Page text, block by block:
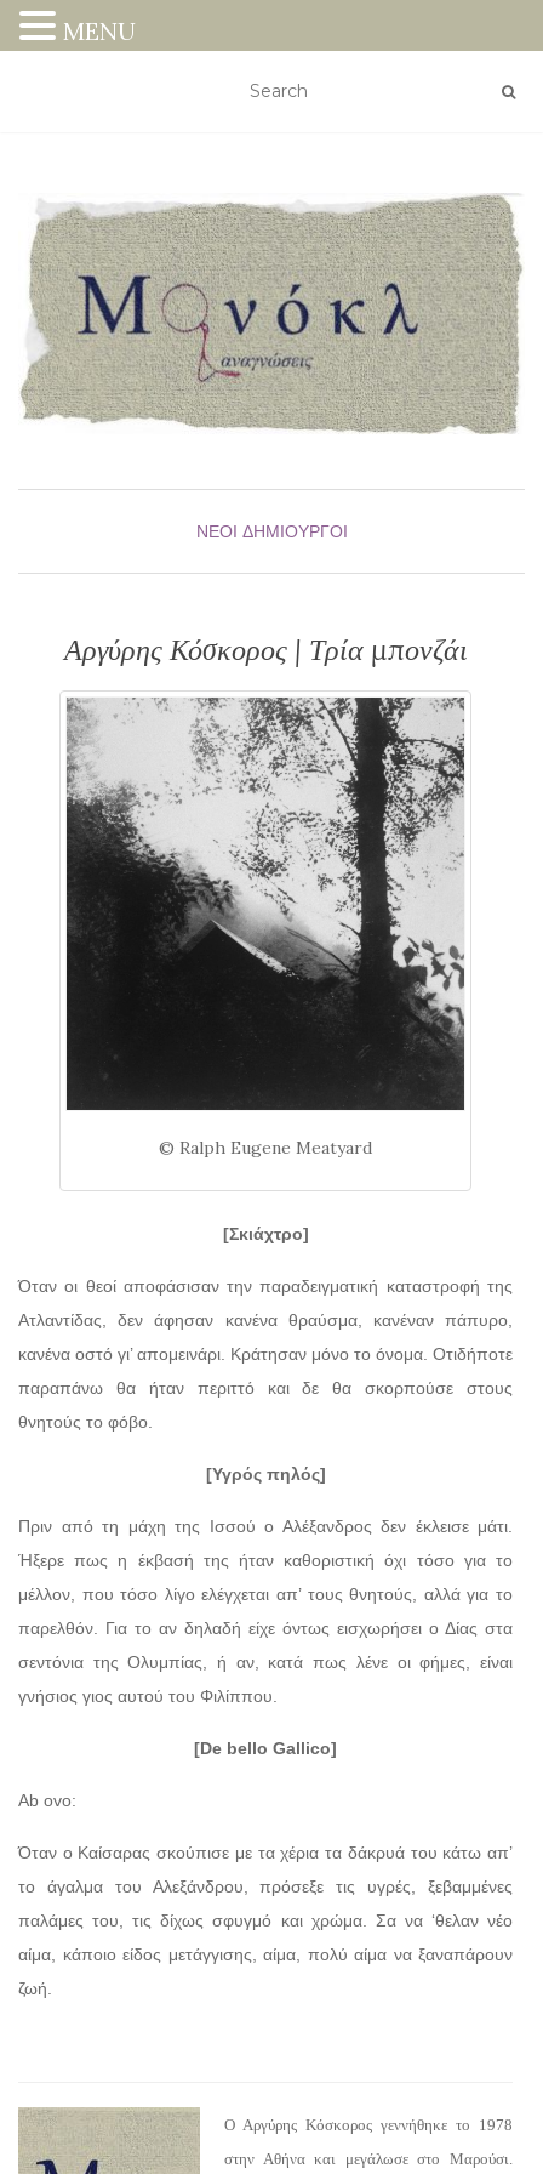
ΝΈΟΙ ΔΗΜΙΟΥΡΓΟΊ
Αργύρης Κόσκορος | Τρία μπονζάι
© Ralph Eugene Meatyard
[Σκιάχτρο]
Όταν οι θεοί αποφάσισαν την παραδειγματική καταστροφή της
Ατλαντίδας, δεν άφησαν κανένα θραύσμα, κανέναν πάπυρο,
κανένα οστό γι’ απομεινάρι. Κράτησαν μόνο το όνομα. Οτιδήποτε
παραπάνω θα ήταν περιττό και δε θα σκορπούσε στους
θνητούς το φόβο.
[Υγρός πηλός]
Πριν από τη μάχη της Ισσού ο Αλέξανδρος δεν έκλεισε μάτι.
Ήξερε πως η έκβασή της ήταν καθοριστική όχι τόσο για το
μέλλον, που τόσο λίγο ελέγχεται απ’ τους θνητούς, αλλά για το
παρελθόν. Για το αν δηλαδή είχε όντως εισχωρήσει ο Δίας στα
σεντόνια της Ολυμπίας, ή αν, κατά πως λένε οι φήμες, είναι
γνήσιος γιος αυτού του Φιλίππου.
[De bello Gallico]
Ab ovo:
Όταν ο Καίσαρας σκούπισε με τα χέρια τα δάκρυά του κάτω απ’
το άγαλμα του Αλεξάνδρου, πρόσεξε τις υγρές, ξεβαμμένες
παλάμες του, τις δίχως σφυγμό και χρώμα. Σα να ‘θελαν νέο
αίμα, κάποιο είδος μετάγγισης, αίμα, πολύ αίμα να ξαναπάρουν
ζωή.
Ο Αργύρης Κόσκορος γεννήθηκε το 1978
στην Αθήνα και μεγάλωσε στο Μαρούσι.
MENU